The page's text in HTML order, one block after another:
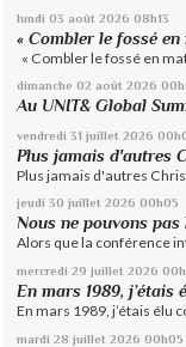
lundi 03 août 2026 08h13
« Combler le fossé en
« Combler le fossé en
dimanche 02 août 2026
Au UNIT& Global
vendredi 31 juillet 2026
Plus jamais d'autres
Plus jamais d'autres
jeudi 30 juillet 2026 00h05
Nous ne pouvons
Alors que la conférence
mercredi 29 juillet 2026
En mars 1989, j’étais
En mars 1989, j’étais élu
mardi 28 juillet 2026 00h05